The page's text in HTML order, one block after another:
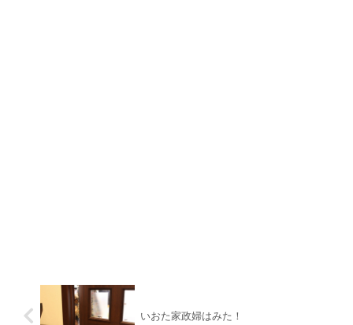
いおた家政婦はみた！